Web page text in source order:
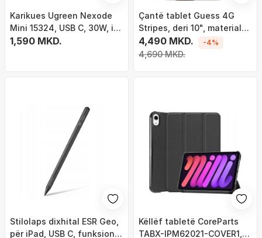
Karikues Ugreen Nexode
Mini 15324, USB C, 30W, i
bardhë
1,590 MKD.
Çantë tablet Guess 4G
Stripes, deri 10", material
saffiano, kafe
4,490 MKD.
4,690 MKD.
-4%
Stilolaps dixhital ESR Geo,
për iPad, USB C, funksion
Këllëf tabletë CoreParts
TABX-IPM62021-COVER1,